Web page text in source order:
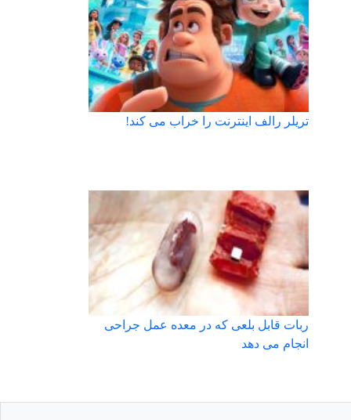
تریلر رالف اینترنت را خراب می کند!
ربات قابل بلعی که در معده عمل جراحی
انجام می دهد